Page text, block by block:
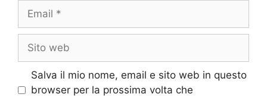
Email
Sito
web
Salva il mio nome, email e sito web in questo
browser per la prossima volta che